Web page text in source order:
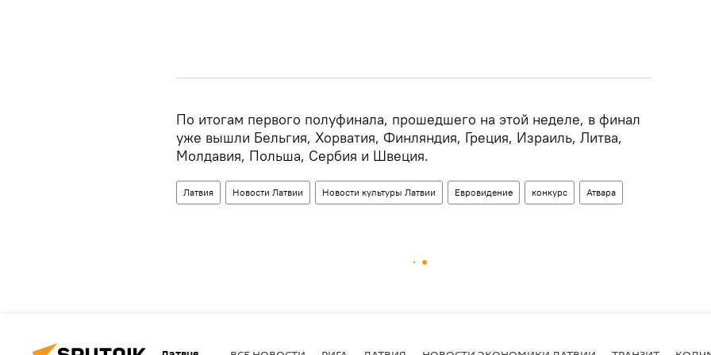
По итогам первого полуфинала, прошедшего на этой неделе, в финал
уже вышли Бельгия, Хорватия, Финляндия, Греция, Израиль, Литва,
Молдавия, Польша, Сербия и Швеция.
Латвия Новости Латвии Новости культуры Латвии Евровидение конкурс Атвара